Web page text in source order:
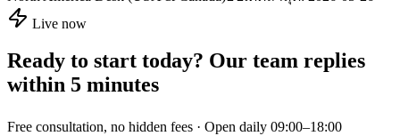
Live now
Ready to start today? Our team replies
within 5 minutes
Free consultation, no hidden fees · Open daily 09:00–18:00